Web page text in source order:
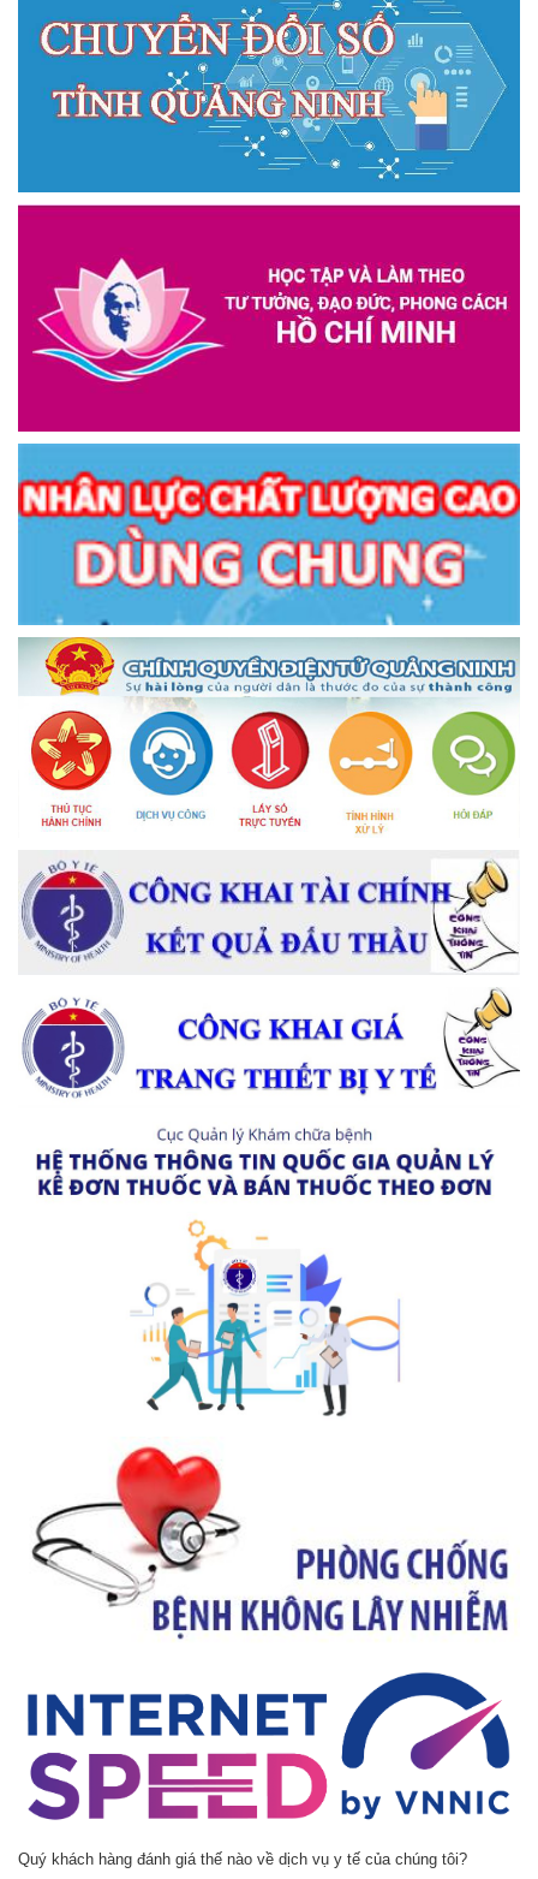
Quý khách hàng đánh giá thế nào về dịch vụ y tế của chúng tôi?